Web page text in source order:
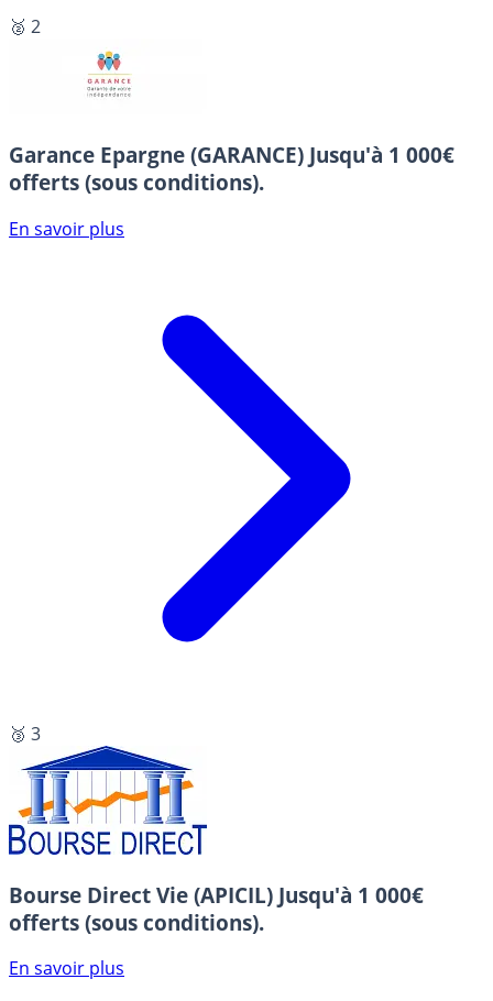
🥈 2
Garance Epargne (GARANCE) Jusqu'à 1 000€
offerts (sous conditions).
En savoir plus
🥉 3
Bourse Direct Vie (APICIL) Jusqu'à 1 000€
offerts (sous conditions).
En savoir plus